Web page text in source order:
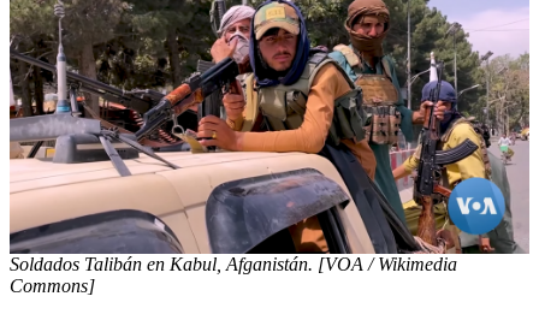
Soldados Talibán en Kabul, Afganistán. [VOA / Wikimedia
Commons]